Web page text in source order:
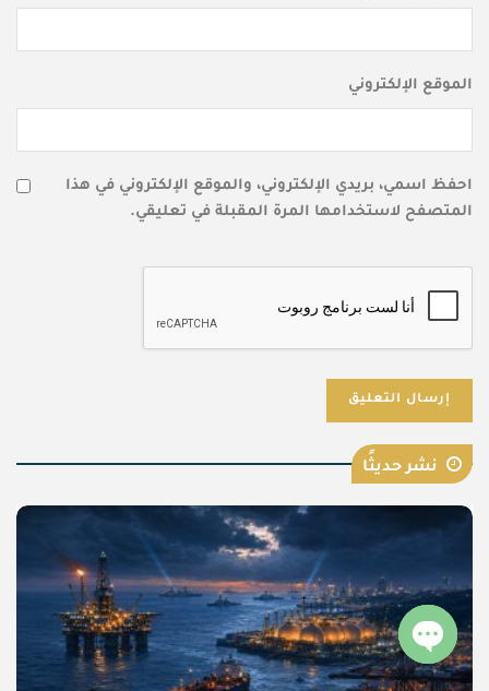
الموقع الإلكتروني
احفظ اسمي، بريدي الإلكتروني، والموقع الإلكتروني في هذا
المتصفح لاستخدامها المرة المقبلة في تعليقي.
نشر حديثًا
Open